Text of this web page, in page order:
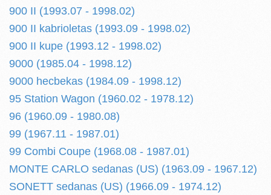
900 II (1993.07 - 1998.02)
900 II kabrioletas (1993.09 - 1998.02)
900 II kupe (1993.12 - 1998.02)
9000 (1985.04 - 1998.12)
9000 hecbekas (1984.09 - 1998.12)
95 Station Wagon (1960.02 - 1978.12)
96 (1960.09 - 1980.08)
99 (1967.11 - 1987.01)
99 Combi Coupe (1968.08 - 1987.01)
MONTE CARLO sedanas (US) (1963.09 - 1967.12)
SONETT sedanas (US) (1966.09 - 1974.12)